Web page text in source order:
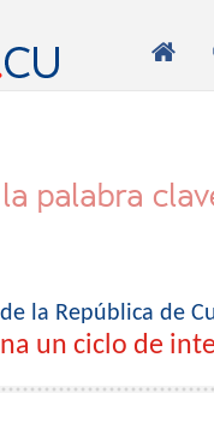

palabra
la República de
un ciclo de